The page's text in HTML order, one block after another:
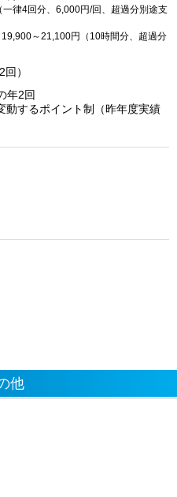
律4回分、6,000円/回、超過分別途支
～21,100円（10時間分、超過分
）
年2回
動するポイント制（昨年度実績
他